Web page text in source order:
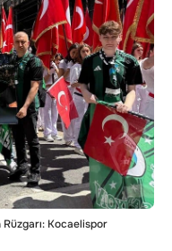
Kocaelispor